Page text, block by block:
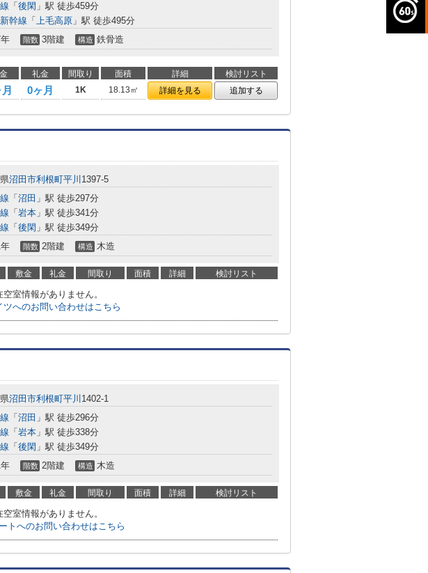
「 後閑 」駅 徒歩459分
幹線 「 上毛高原 」駅 徒歩495分
階数 3階建 構造 鉄骨造
礼金 間取り 面積 詳細
検討リスト
0ヶ月 1K 18.13㎡ 詳細を見る 追加する
沼田市利根町平川 1397-5
「 沼田 」駅 徒歩297分
「 岩本 」駅 徒歩341分
「 後閑 」駅 徒歩349分
階数 2階建 構造 木造
敷金 礼金 間取り 面積 詳細 検討リスト
空室情報がありません。
ツへのお問い合わせはこちら
沼田市利根町平川 1402-1
「 沼田 」駅 徒歩296分
「 岩本 」駅 徒歩338分
「 後閑 」駅 徒歩349分
階数 2階建 構造 木造
敷金 礼金 間取り 面積 詳細 検討リスト
空室情報がありません。
トへのお問い合わせはこちら